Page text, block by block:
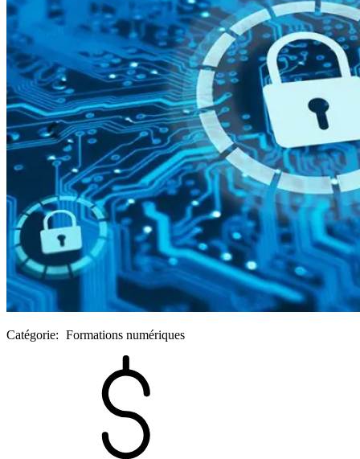
Catégorie: Formations numériques